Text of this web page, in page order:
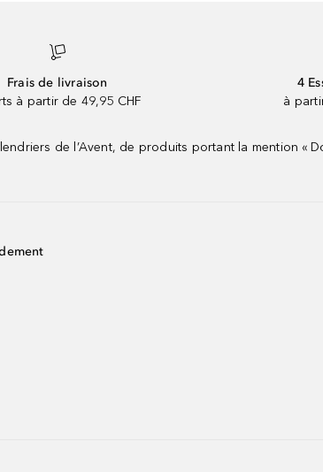
Frais de livraison
à partir de 49,95 CHF
4
à
de l’Avent, de produits portant la mention